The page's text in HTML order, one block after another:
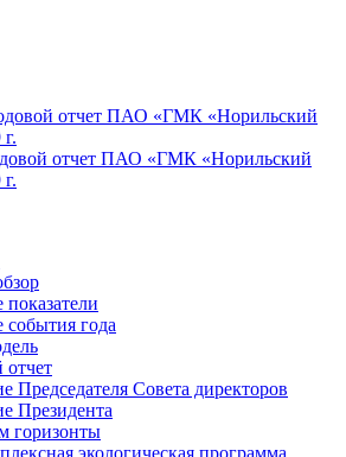
отчет ПАО «ГМК «Норильский
отчет ПАО «ГМК «Норильский
года
отчет
Председателя Совета директоров
Президента
горизонты
экологическая программа